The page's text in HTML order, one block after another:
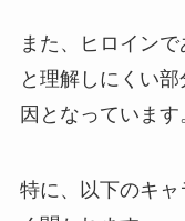
また、ヒロイン
と理解しにくい
因となっています
特に、以下のキ